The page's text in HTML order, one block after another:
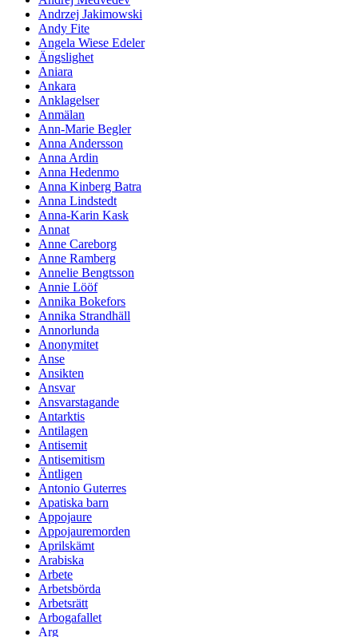
Andrzej Jakimowski
Andy Fite
Angela Wiese Edeler
Ängslighet
Aniara
Ankara
Anklagelser
Anmälan
Ann-Marie Begler
Anna Andersson
Anna Ardin
Anna Hedenmo
Anna Kinberg Batra
Anna Lindstedt
Anna-Karin Kask
Annat
Anne Careborg
Anne Ramberg
Annelie Bengtsson
Annie Lööf
Annika Bokefors
Annika Strandhäll
Annorlunda
Anonymitet
Anse
Ansikten
Ansvar
Ansvarstagande
Antarktis
Antilagen
Antisemit
Antisemitism
Äntligen
Antonio Guterres
Apatiska barn
Appojaure
Appojauremorden
Aprilskämt
Arabiska
Arbete
Arbetsbörda
Arbetsrätt
Arbogafallet
Arg